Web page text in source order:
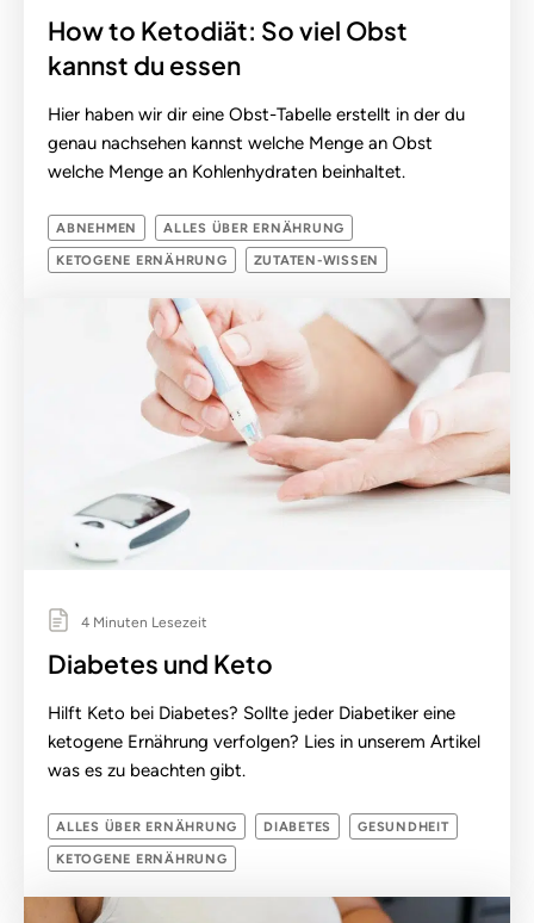
How to Ketodiät: So viel Obst
kannst du essen
Hier haben wir dir eine Obst-Tabelle erstellt in der du
genau nachsehen kannst welche Menge an Obst
welche Menge an Kohlenhydraten beinhaltet.
ABNEHMEN ALLES ÜBER ERNÄHRUNG
KETOGENE ERNÄHRUNG ZUTATEN-WISSEN
4 Minuten Lesezeit
Diabetes und Keto
Hilft Keto bei Diabetes? Sollte jeder Diabetiker eine
ketogene Ernährung verfolgen? Lies in unserem Artikel
was es zu beachten gibt.
ALLES ÜBER ERNÄHRUNG DIABETES GESUNDHEIT
KETOGENE ERNÄHRUNG